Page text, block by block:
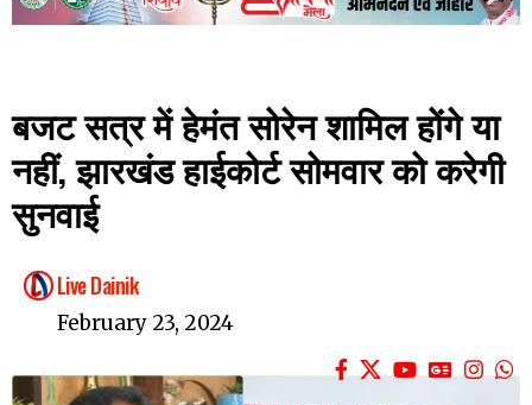
बजट सत्र में हेमंत सोरेन शामिल होंगे या
नहीं, झारखंड हाईकोर्ट सोमवार को करेगी
सुनवाई
Live Dainik
February 23, 2024